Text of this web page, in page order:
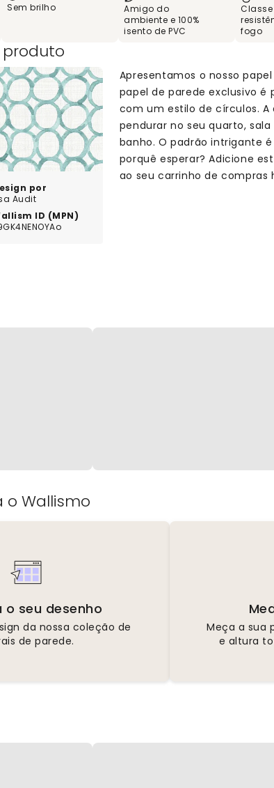
Sem brilho
Amigo do
ambiente e 100%
isento de PVC
Classe
fogo
por
Audit
ID (MPN)
Apresentamos o nosso
papel de parede exclusivo é
com um estilo de círculos.
pendurar no seu quarto,
banho. O padrão intrigante
porquê esperar? Adicione
ao seu carrinho de compras
Wallismo
o seu desenho
da nossa coleção de
de parede.
Meça a sua
e altura